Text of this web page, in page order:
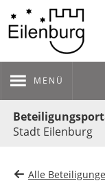
MENÜ
Stadt Eilenburg
Alle